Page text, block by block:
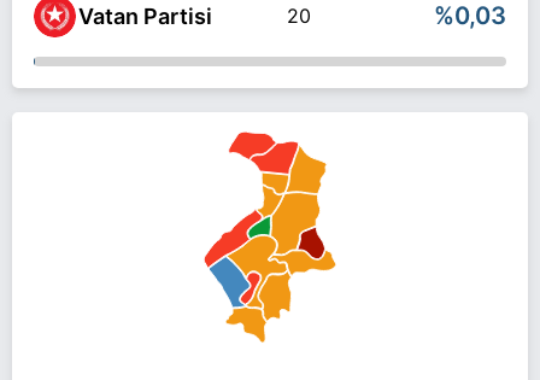
Vatan Partisi 20 %0,03